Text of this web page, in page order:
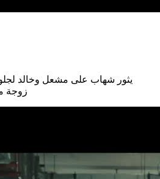
يثور شهاب على مشعل وخالد
زوجة